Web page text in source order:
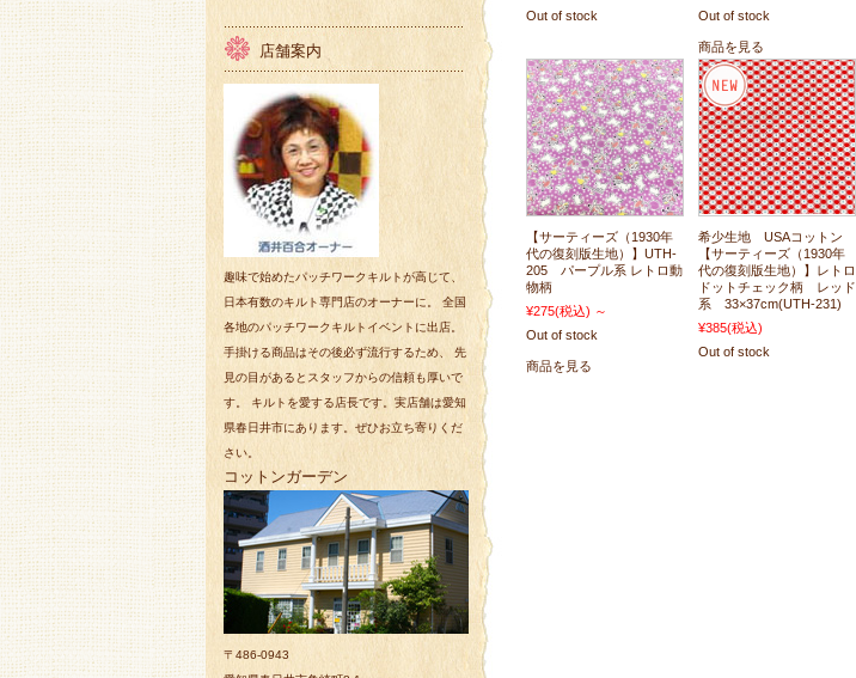
Out of stock
Out of stock
商品を見る
【サーティーズ（1930年
代の復刻版生地）】UTH-
205 パープル系 レトロ動
物柄
¥275(税込) ～
Out of stock
商品を見る
希少生地 USAコットン
【サーティーズ（1930年
代の復刻版生地）】レトロ
ドットチェック柄 レッド
系 33×37cm(UTH-231)
¥385(税込)
Out of stock
店舗案内
趣味で始めたパッチワークキルトが高じて、
日本有数のキルト専門店のオーナーに。 全国
各地のパッチワークキルトイベントに出店。
手掛ける商品はその後必ず流行するため、 先
見の目があるとスタッフからの信頼も厚いで
す。 キルトを愛する店長です。実店舗は愛知
県春日井市にあります。ぜひお立ち寄りくだ
さい。
コットンガーデン
〒486-0943